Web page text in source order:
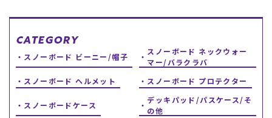
CATEGORY
ファッションTOP
サーフTOP
CATEGORY
スノーボード ビーニー/帽子
スノーボード ネックウォー
マー/バラクラバ
スノーボード ヘルメット
スノーボード プロテクター
スノーボードケース
デッキパッド/パスケース/そ
の他